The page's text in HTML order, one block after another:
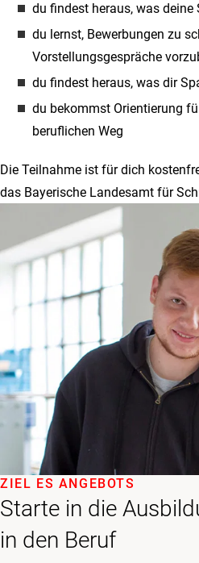
du findest heraus, was deine
du lernst, Bewerbungen zu
Vorstellungsgespräche
du findest heraus, was dir
du bekommst Orientierung
beruflichen Weg
Die Teilnahme ist für dich
das Bayerische Landesamt für
Starte in die
in den Beruf
ZIEL ES ANGEBOTS